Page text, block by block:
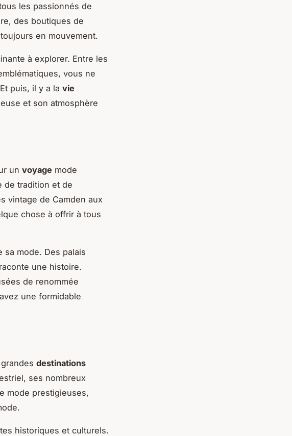
les passionnés de
des boutiques de
en mouvement.
à explorer. Entre les
vous ne
puis, il y a la vie
et son atmosphère
un voyage mode
de tradition et de
vintage de Camden aux
chose à offrir à tous
sa mode. Des palais
une histoire.
de renommée
une formidable
destinations
ses nombreux
mode prestigieuses,
historiques et culturels.